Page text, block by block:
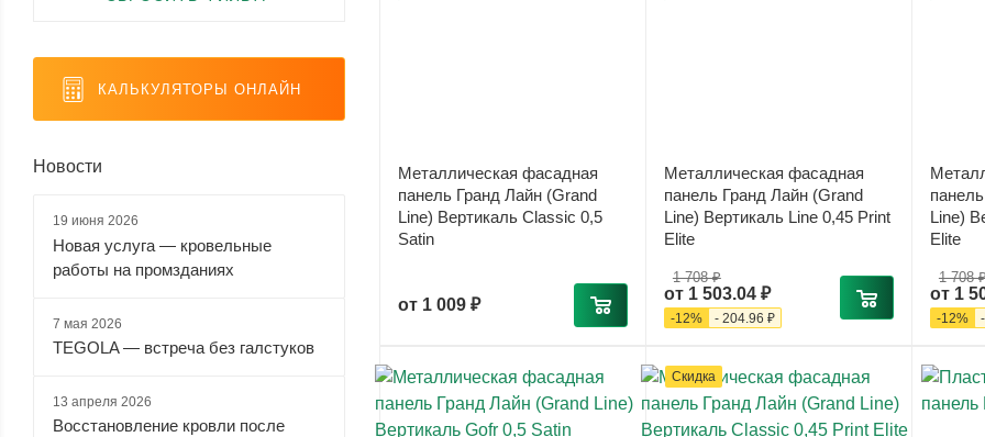
Металлическая фасадная
панель Гранд Лайн (Grand
Line) Вертикаль Classic 0,5
Satin
от 1 009 ₽
Металлическая фасадная
панель Гранд Лайн (Grand
Line) Вертикаль Line 0,45 Print
Elite
от 1 503.04 ₽
1 708 ₽
-12% - 204.96 ₽
Line)
Elite
от 1
1 708
-12% -
Скидка
(4)
серый
металлик
кость (20
коричневый
69)
серый
КАЛЬКУЛЯТОРЫ ОНЛАЙН
Новости
19 июня 2026
Новая услуга — кровельные
работы на промзданиях
7 мая 2026
TEGOLA — встреча без галстуков
13 апреля 2026
Восстановление кровли после